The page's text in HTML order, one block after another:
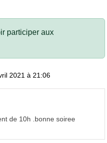
participer aux
2021 à 21:06
de 10h .bonne soiree